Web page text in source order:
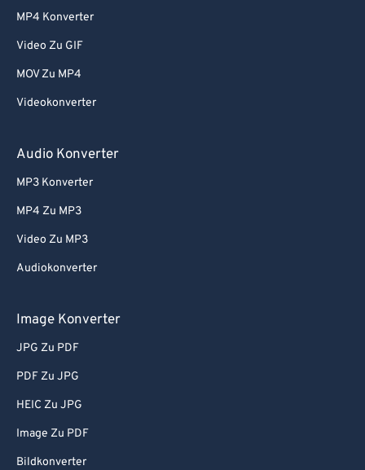
MP4 Konverter
Video Zu GIF
MOV Zu MP4
Videokonverter
Audio Konverter
MP3 Konverter
MP4 Zu MP3
Video Zu MP3
Audiokonverter
Image Konverter
JPG Zu PDF
PDF Zu JPG
HEIC Zu JPG
Image Zu PDF
Bildkonverter